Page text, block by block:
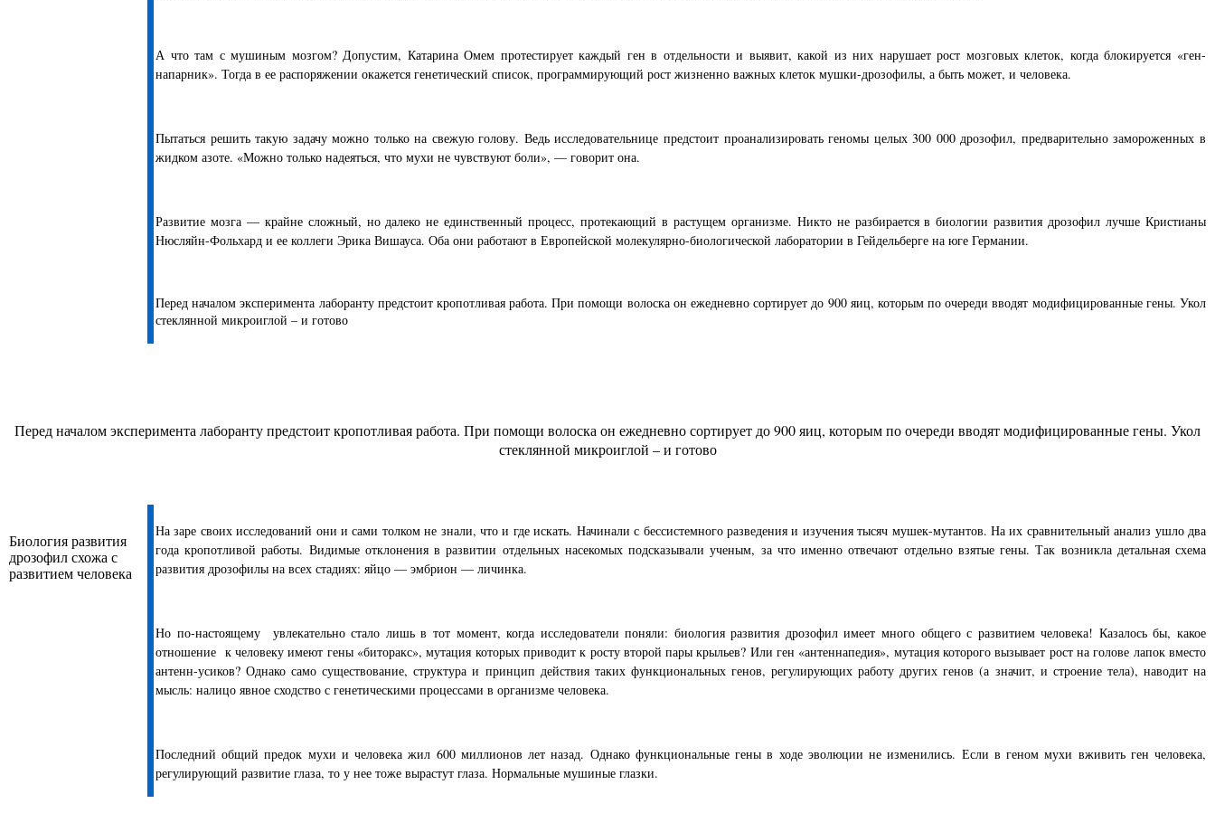
А что там с мушиным мозгом? Допустим, Катарина Омем протестирует каждый ген в отдельности и выявит, какой из них нарушает рост мозговых клеток, когда блокируется «ген-
напарник». Тогда в ее распоряжении окажется генетический список, программирующий рост жизненно важных клеток мушки-дрозофилы, а быть может, и человека.
Пытаться решить такую задачу можно только на свежую голову. Ведь исследовательнице предстоит проанализировать геномы целых 300 000 дрозофил, предварительно замороженных в
жидком азоте. «Можно только надеяться, что мухи не чувствуют боли», — говорит она.
Развитие мозга — крайне сложный, но далеко не единственный процесс, протекающий в растущем организме. Никто не разбирается в биологии развития дрозофил лучше Кристианы
Нюсляйн-Фольхард и ее коллеги Эрика Вишауса. Оба они работают в Европейской молекулярно-биологической лаборатории в Гейдельберге на юге Германии.
Перед началом эксперимента лаборанту предстоит кропотливая работа. При помощи волоска он ежедневно сортирует до 900 яиц, которым по очереди вводят модифицированные гены. Укол
стеклянной микроиглой – и готово
Перед началом эксперимента лаборанту предстоит кропотливая работа. При помощи волоска он ежедневно сортирует до 900 яиц, которым по очереди вводят модифицированные гены. Укол
стеклянной микроиглой – и готово
Биология развития
дрозофил схожа с
развитием человека
На заре своих исследований они и сами толком не знали, что и где искать. Начинали с бессистемного разведения и изучения тысяч мушек-мутантов. На их сравнительный анализ ушло два
года кропотливой работы. Видимые отклонения в развитии отдельных насекомых подсказывали ученым, за что именно отвечают отдельно взятые гены. Так возникла детальная схема
развития дрозофилы на всех стадиях: яйцо — эмбрион — личинка.
Но по-настоящему увлекательно стало лишь в тот момент, когда исследователи поняли: биология развития дрозофил имеет много общего с развитием человека! Казалось бы, какое
отношение к человеку имеют гены «биторакс», мутация которых приводит к росту второй пары крыльев? Или ген «антеннапедия», мутация которого вызывает рост на голове лапок вместо
антенн-усиков? Однако само существование, структура и принцип действия таких функциональных генов, регулирующих работу других генов (а значит, и строение тела), наводит на
мысль: налицо явное сходство с генетическими процессами в организме человека.
Последний общий предок мухи и человека жил 600 миллионов лет назад. Однако функциональные гены в ходе эволюции не изменились. Если в геном мухи вживить ген человека,
регулирующий развитие глаза, то у нее тоже вырастут глаза. Нормальные мушиные глазки.